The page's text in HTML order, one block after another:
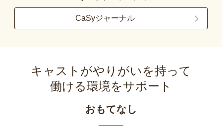
CaSyジャーナル
キャストがやりがいを持って
働ける環境をサポート
おもてなし